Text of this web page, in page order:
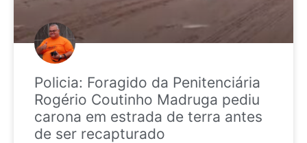
Policia: Foragido da Penitenciária
Rogério Coutinho Madruga pediu
carona em estrada de terra antes
de ser recapturado